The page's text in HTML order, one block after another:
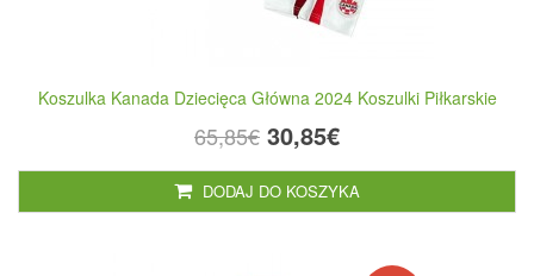
Koszulka Kanada Dziecięca Główna 2024 Koszulki Piłkarskie
65,85€ 30,85€
DODAJ DO KOSZYKA